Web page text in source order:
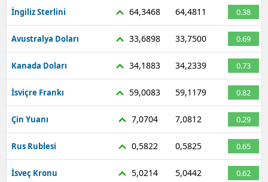
İzmir
Kars
Kastamonu
Kayseri
Kırklareli
Kırşehir
İngiliz Sterlini 64,3468 64,4811 0.38
Avustralya Doları 33,6898 33,7500 0.69
Kanada Doları 34,1883 34,2339 0.73
İsviçre Frankı 59,0083 59,1179 0.82
Çin Yuanı 7,0704 7,0812 0.29
Rus Rublesi 0,5822 0,5825 0.65
İsveç Kronu 5,0214 5,0442 0.62